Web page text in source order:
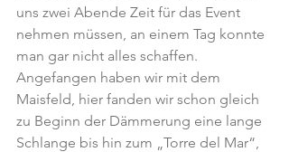
uns zwei Abende Zeit für das Event
nehmen müssen, an einem Tag konnte
man gar nicht alles schaffen.
Angefangen haben wir mit dem
Maisfeld, hier fanden wir schon gleich
zu Beginn der Dämmerung eine lange
Schlange bis hin zum „Torre del Mar“,